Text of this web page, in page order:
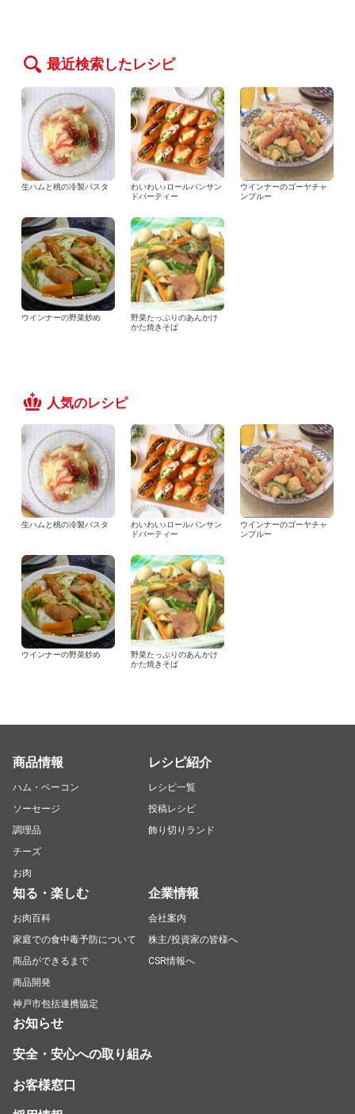
最近検索したレシピ
生ハムと桃の冷製パスタ
わいわい♪ロールパンサン
ドパーティー
ウインナーのゴーヤチャ
ンプルー
ウインナーの野菜炒め
野菜たっぷりのあんかけ
かた焼きそば
人気のレシピ
生ハムと桃の冷製パスタ
わいわい♪ロールパンサン
ドパーティー
ウインナーのゴーヤチャ
ンプルー
ウインナーの野菜炒め
野菜たっぷりのあんかけ
かた焼きそば
商品情報
ハム・ベーコン
ソーセージ
調理品
チーズ
お肉
レシピ紹介
レシピ一覧
投稿レシピ
飾り切りランド
知る・楽しむ
お肉百科
家庭での食中毒予防について
商品ができるまで
商品開発
神戸市包括連携協定
企業情報
会社案内
株主/投資家の皆様へ
CSR情報へ
お知らせ
安全・安心への取り組み
お客様窓口